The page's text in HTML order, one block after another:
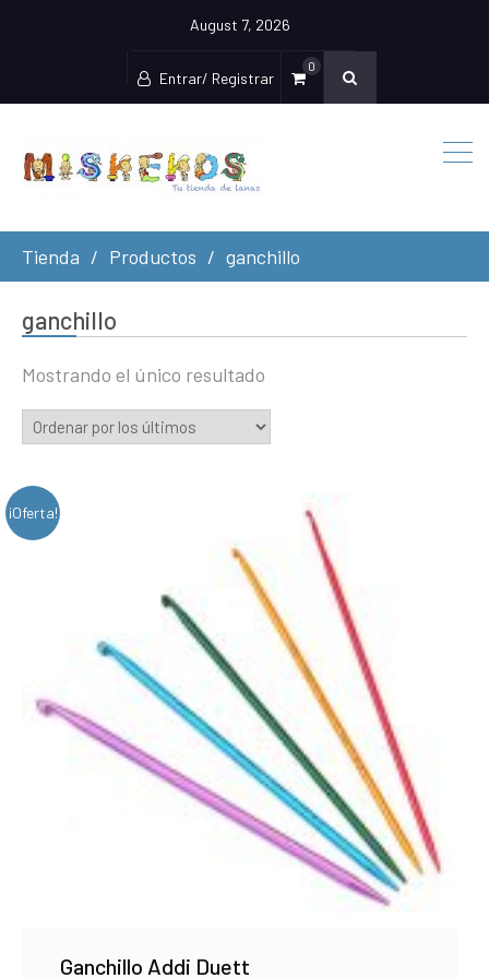
August 7, 2026
Entrar/ Registrar
0
Tienda Productos ganchillo
ganchillo
Mostrando el único resultado
¡Oferta!
Ganchillo Addi Duett